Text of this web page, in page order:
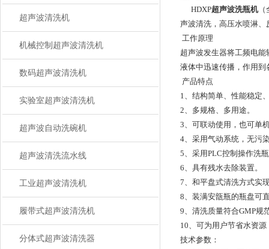
超声波清洗机
机械控制超声波清洗机
数码超声波清洗机
实验室超声波清洗机
超声波自动洗碗机
超声波清洗流水线
工业超声波清洗机
履带式超声波清洗机
分体式超声波清洗器
HDXP超声波洗瓶机（
声波清洗，高压水喷淋
工作原理
超声波发生器将工频电
液体中迅速传播，作用
产品特点
1、结构简单、性能稳定
2、多规格、多用途。
3、可联动使用，也可单
4、采用气动系统，无污
5、采用PLC控制操作洗
6、具有残水去除装置。
7、和平盘式清洗方式实
8、装满安瓿瓶的瓶盘可
9、清洗质量符合GMP规
10、可为用户节省水资源
技术参数：